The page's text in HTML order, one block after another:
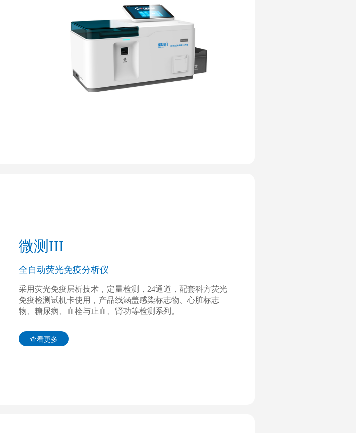
微测III
全自动荧光免疫分析仪
采用荧光免疫层析技术，定量检测，24通道，配套科方荧光
免疫检测试机卡使用，产品线涵盖感染标志物、心脏标志
物、糖尿病、血栓与止血、肾功等检测系列。
查看更多